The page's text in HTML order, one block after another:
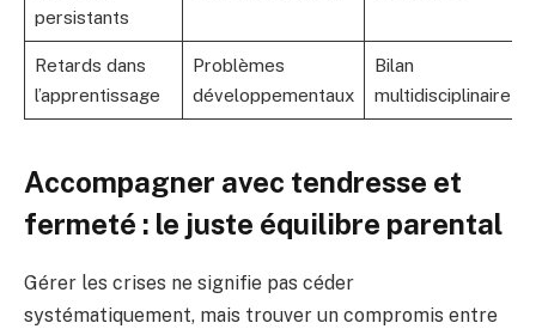
persistants
Retards dans
l’apprentissage
Problèmes
développementaux
Bilan
multidisciplinaire
Accompagner avec tendresse et
fermeté : le juste équilibre parental
Gérer les crises ne signifie pas céder
systématiquement, mais trouver un compromis entre